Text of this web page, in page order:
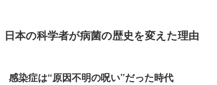
日本の科学者が病菌の歴史を変えた理由
感染症は“原因不明の呪い”だった時代